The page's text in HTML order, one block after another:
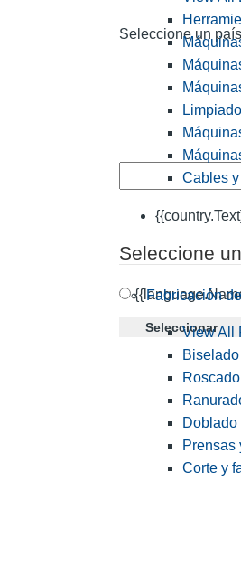
Seleccione un país
Seleccione
Seleccionar
Cables
Fabricación
View All
Roscado
Doblado
Prensas
Corte y